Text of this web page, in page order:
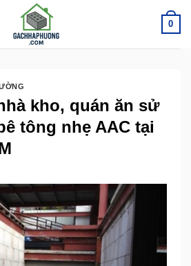
0
kho, quán ăn sử
tông nhẹ AAC tại